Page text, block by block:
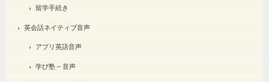
留学手続き
英会話ネイティブ音声
アプリ英語音声
学び塾 – 音声